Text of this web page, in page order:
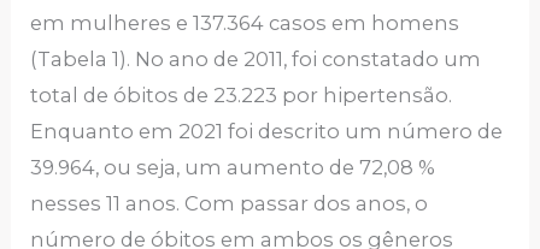
em mulheres e 137.364 casos em homens
(Tabela 1). No ano de 2011, foi constatado um
total de óbitos de 23.223 por hipertensão.
Enquanto em 2021 foi descrito um número de
39.964, ou seja, um aumento de 72,08 %
nesses 11 anos. Com passar dos anos, o
número de óbitos em ambos os gêneros